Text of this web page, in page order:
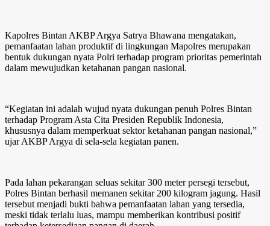
Kapolres Bintan AKBP Argya Satrya Bhawana mengatakan,
pemanfaatan lahan produktif di lingkungan Mapolres merupakan
bentuk dukungan nyata Polri terhadap program prioritas pemerintah
dalam mewujudkan ketahanan pangan nasional.
“Kegiatan ini adalah wujud nyata dukungan penuh Polres Bintan
terhadap Program Asta Cita Presiden Republik Indonesia,
khususnya dalam memperkuat sektor ketahanan pangan nasional,”
ujar AKBP Argya di sela-sela kegiatan panen.
Pada lahan pekarangan seluas sekitar 300 meter persegi tersebut,
Polres Bintan berhasil memanen sekitar 200 kilogram jagung. Hasil
tersebut menjadi bukti bahwa pemanfaatan lahan yang tersedia,
meski tidak terlalu luas, mampu memberikan kontribusi positif